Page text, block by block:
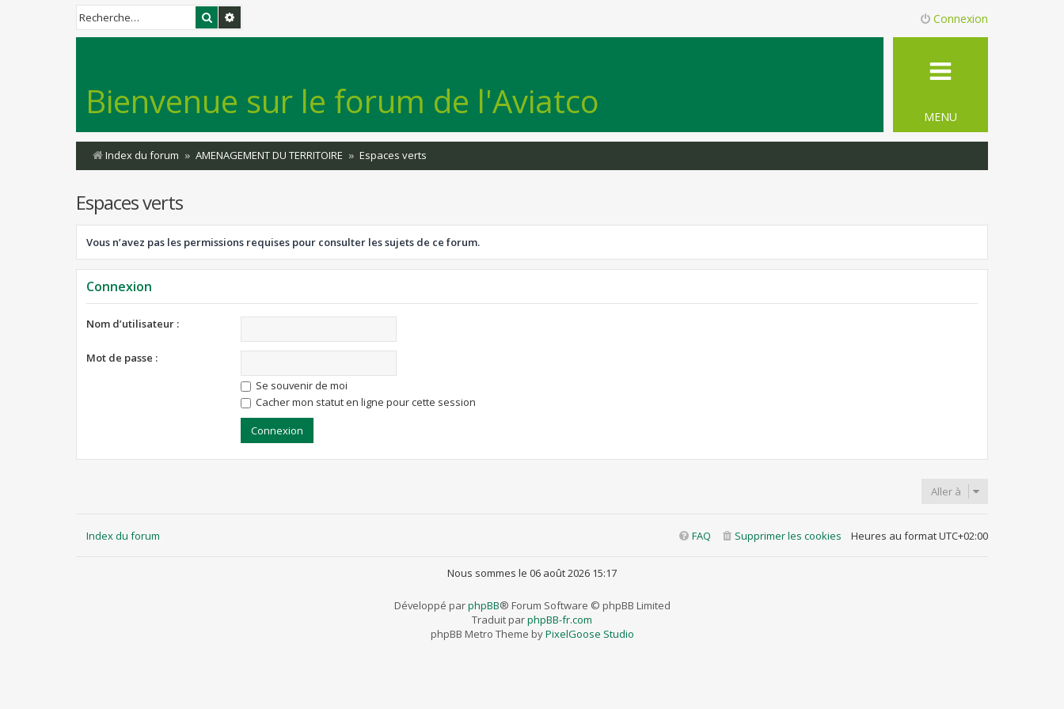
Rechercher Connexion
Bienvenue sur le forum de l'Aviatco MENU
Index du forum AMENAGEMENT DU TERRITOIRE Espaces verts
Espaces verts
Vous n’avez pas les permissions requises pour consulter les sujets de ce forum.
Connexion
Nom d’utilisateur :
Mot de passe :
Se souvenir de moi
Cacher mon statut en ligne pour cette session
Aller à
Index du forum Heures au formatUTC+02:00
Supprimer les cookies
FAQ
Nous sommes le 06 août 2026 15:17
Développé parphpBB® Forum Software © phpBB Limited
Traduit parphpBB-fr.com
phpBB Metro Theme byPixelGoose Studio